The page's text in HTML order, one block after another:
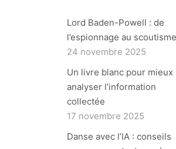
Lord Baden-Powell : de
l’espionnage au scoutisme
24 novembre 2025
Un livre blanc pour mieux
analyser l’information
collectée
17 novembre 2025
Danse avec l’IA : conseils